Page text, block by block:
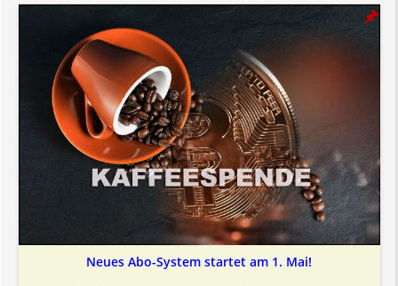
Neues Abo-System startet am 1. Mai!